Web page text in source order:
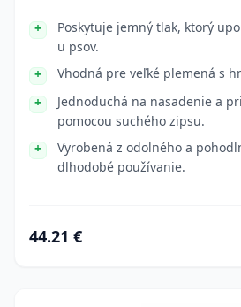
Poskytuje jemný tlak, ktorý
u psov.
Vhodná pre veľké plemená s
Jednoduchá na nasadenie a
pomocou suchého zipsu.
Vyrobená z odolného a
dlhodobé používanie.
44.21 €